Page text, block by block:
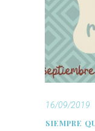
16/09/2019
SIEMPRE